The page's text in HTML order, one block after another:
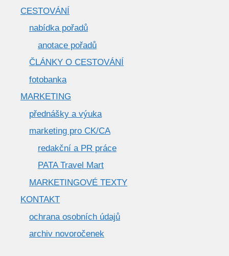
CESTOVÁNÍ
nabídka pořadů
anotace pořadů
ČLÁNKY O CESTOVÁNÍ
fotobanka
MARKETING
přednášky a výuka
marketing pro CK/CA
redakční a PR práce
PATA Travel Mart
MARKETINGOVÉ TEXTY
KONTAKT
ochrana osobních údajů
archiv novoročenek